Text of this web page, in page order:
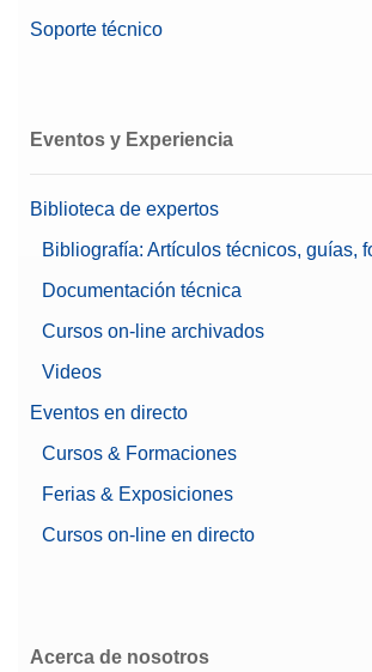
Soporte técnico
Eventos y Experiencia
Biblioteca de expertos
Bibliografía: Artículos técnicos, guías,
Documentación técnica
Cursos on-line archivados
Videos
Eventos en directo
Cursos & Formaciones
Ferias & Exposiciones
Cursos on-line en directo
Acerca de nosotros